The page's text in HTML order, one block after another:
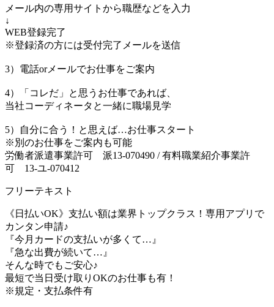
メール内の専用サイトから職歴などを入力
↓
WEB登録完了
※登録済の方には受付完了メールを送信
3）電話orメールでお仕事をご案内
4）「コレだ」と思うお仕事であれば、
当社コーディネータと一緒に職場見学
5）自分に合う！と思えば…お仕事スタート
※別のお仕事をご案内も可能
労働者派遣事業許可 派13-070490 / 有料職業紹介事業許
可 13-ユ-070412
フリーテキスト
《日払いOK》支払い額は業界トップクラス！専用アプリで
カンタン申請♪
『今月カードの支払いが多くて…』
『急な出費が続いて…』
そんな時でもご安心♪
最短で当日受け取りOKのお仕事も有！
※規定・支払条件有